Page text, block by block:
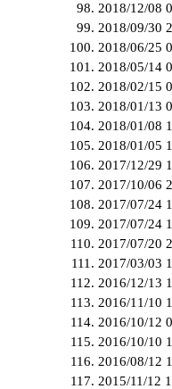
2018/12/08
2018/09/30
2018/06/25
2018/05/14
2018/02/15
2018/01/13
2018/01/08
2018/01/05
2017/12/29
2017/10/06
2017/07/24
2017/07/24
2017/07/20
2017/03/03
2016/12/13
2016/11/10
2016/10/12
2016/10/10
2016/08/12
2015/11/12